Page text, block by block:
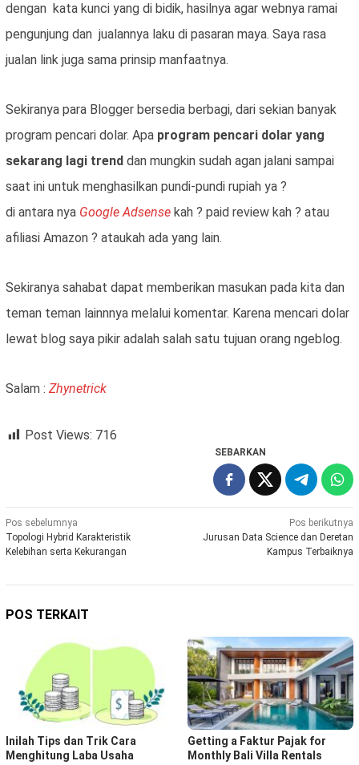
dengan kata kunci yang di bidik, hasilnya agar webnya ramai
pengunjung dan jualannya laku di pasaran maya. Saya rasa
jualan link juga sama prinsip manfaatnya.
Sekiranya para Blogger bersedia berbagi, dari sekian banyak
program pencari dolar. Apa program pencari dolar yang
sekarang lagi trend dan mungkin sudah agan jalani sampai
saat ini untuk menghasilkan pundi-pundi rupiah ya ?
di antara nya Google Adsense kah ? paid review kah ? atau
afiliasi Amazon ? ataukah ada yang lain.
Sekiranya sahabat dapat memberikan masukan pada kita dan
teman teman lainnnya melalui komentar. Karena mencari dolar
lewat blog saya pikir adalah salah satu tujuan orang ngeblog.
Salam : Zhynetrick
Post Views: 716
SEBARKAN
Navigasi
pos
Pos sebelumnya
Topologi Hybrid Karakteristik
Kelebihan serta Kekurangan
Pos berikutnya
Jurusan Data Science dan Deretan
Kampus Terbaiknya
POS TERKAIT
Inilah Tips dan Trik Cara
Menghitung Laba Usaha
Getting a Faktur Pajak for
Monthly Bali Villa Rentals